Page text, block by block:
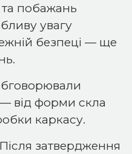
побажань
увагу
безпеці — ще
від форми скла
каркасу.
Після затвердження